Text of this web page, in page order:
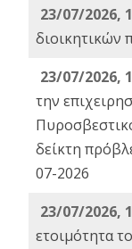
23/07/2026,
διοικητικών
23/07/2026,
την
δείκτη
07-2026
23/07/2026,
ετοιμότητα